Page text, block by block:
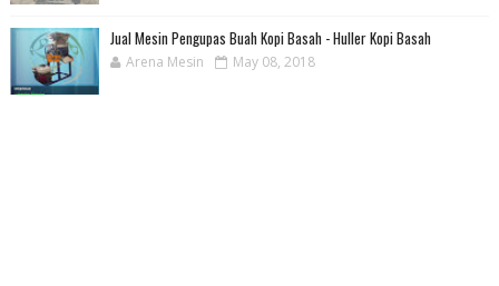
Jual Mesin Pengupas Buah Kopi Basah - Huller Kopi Basah
Arena Mesin May 08, 2018